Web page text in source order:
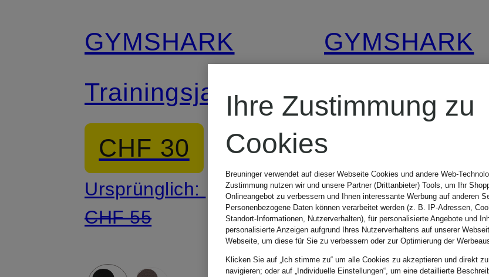
GYMSHARK
Trainingsjacke
CHF 30
Ursprünglich:
CHF 55
GYMSHARK
Trainingsjacke
Ursprünglich:
CHF 55
Ihre Zustimmung zu
Cookies
Breuninger verwendet auf dieser Webseite Cookies und andere Web-
Zustimmung nutzen wir und unsere Partner (Drittanbieter) Tools, um Ihr
Onlineangebot zu verbessern und Ihnen interessante Werbung auf anderen
Personenbezogene Daten können verarbeitet werden (z. B. IP-Adressen,
Standort-Informationen, Nutzerverhalten), für personalisierte Angebote und
personalisierte Anzeigen aufgrund Ihres Nutzerverhaltens auf unserer
Webseite, um diese für Sie zu verbessern oder zur Optimierung der
Klicken Sie auf „Ich stimme zu“ um alle Cookies zu akzeptieren und direkt
navigieren; oder auf „Individuelle Einstellungen“, um eine detaillierte